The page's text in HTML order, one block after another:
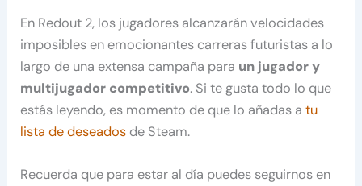
En Redout 2, los jugadores alcanzarán velocidades
imposibles en emocionantes carreras futuristas a lo
largo de una extensa campaña para un jugador y
multijugador competitivo. Si te gusta todo lo que
estás leyendo, es momento de que lo añadas atu
lista de deseados de Steam.
Recuerda que para estar al día puedes seguirnos en